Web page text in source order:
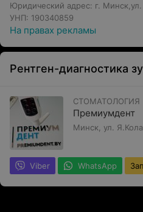
Юридический адрес: г.
УНП: 190340859
На правах рекламы
СТОМАТОЛОГИЯ
Премиумдент
Минск, ул.
Viber WhatsApp